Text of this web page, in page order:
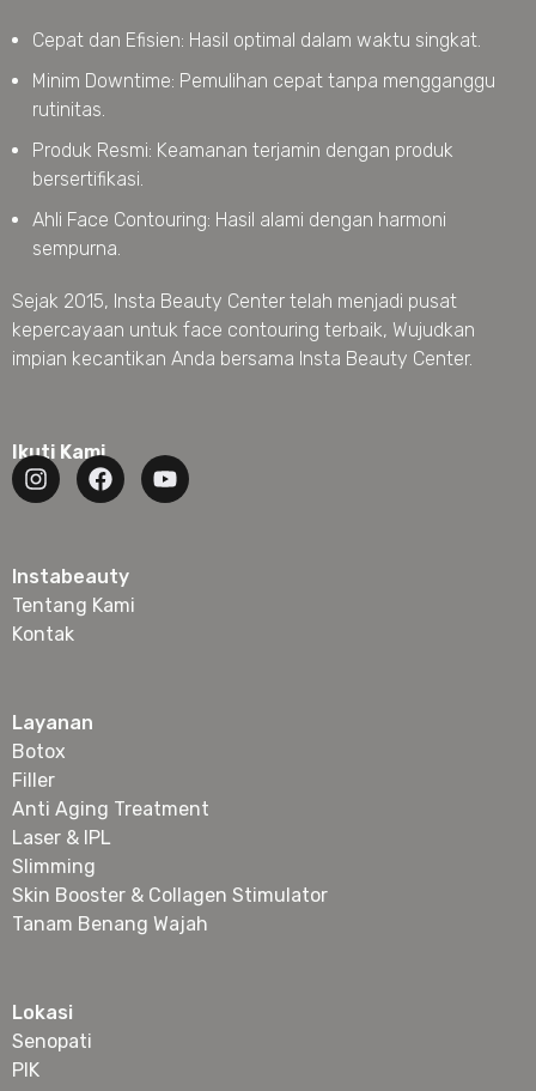
Cepat dan Efisien: Hasil optimal dalam waktu singkat.
Minim Downtime: Pemulihan cepat tanpa mengganggu
rutinitas.
Produk Resmi: Keamanan terjamin dengan produk
bersertifikasi.
Ahli Face Contouring: Hasil alami dengan harmoni
sempurna.
Sejak 2015, Insta Beauty Center telah menjadi pusat
kepercayaan untuk face contouring terbaik, Wujudkan
impian kecantikan Anda bersama Insta Beauty Center.
Ikuti Kami
Instabeauty
Tentang Kami
Kontak
Layanan
Botox
Filler
Anti Aging Treatment
Laser & IPL
Slimming
Skin Booster & Collagen Stimulator
Tanam Benang Wajah
Lokasi
Senopati
PIK